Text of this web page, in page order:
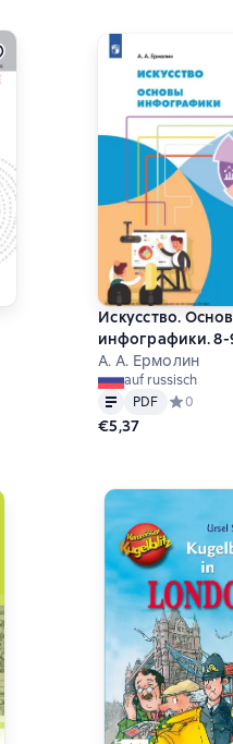
основе 0 оценок
Искусство.
инфографики. 8-
А. А. Ермолин
auf russisch
Text
PDF
PDF Средний
0
€5,37